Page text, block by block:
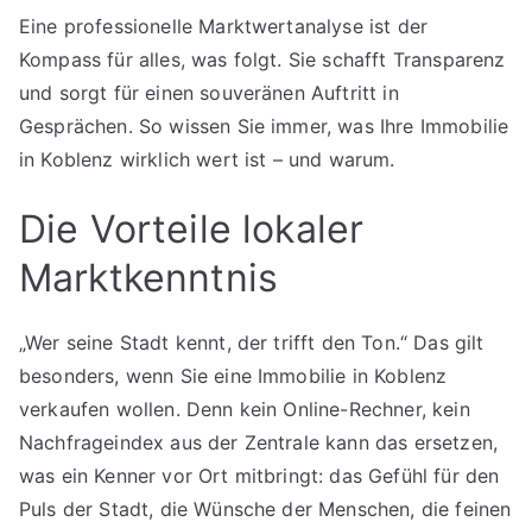
Eine professionelle Marktwertanalyse ist der
Kompass für alles, was folgt. Sie schafft Transparenz
und sorgt für einen souveränen Auftritt in
Gesprächen. So wissen Sie immer, was Ihre Immobilie
in Koblenz wirklich wert ist – und warum.
Die Vorteile lokaler
Marktkenntnis
„Wer seine Stadt kennt, der trifft den Ton.“ Das gilt
besonders, wenn Sie eine Immobilie in Koblenz
verkaufen wollen. Denn kein Online-Rechner, kein
Nachfrageindex aus der Zentrale kann das ersetzen,
was ein Kenner vor Ort mitbringt: das Gefühl für den
Puls der Stadt, die Wünsche der Menschen, die feinen